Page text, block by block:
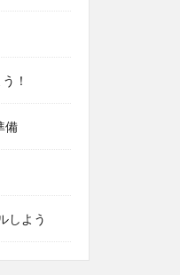
！
備
しよう